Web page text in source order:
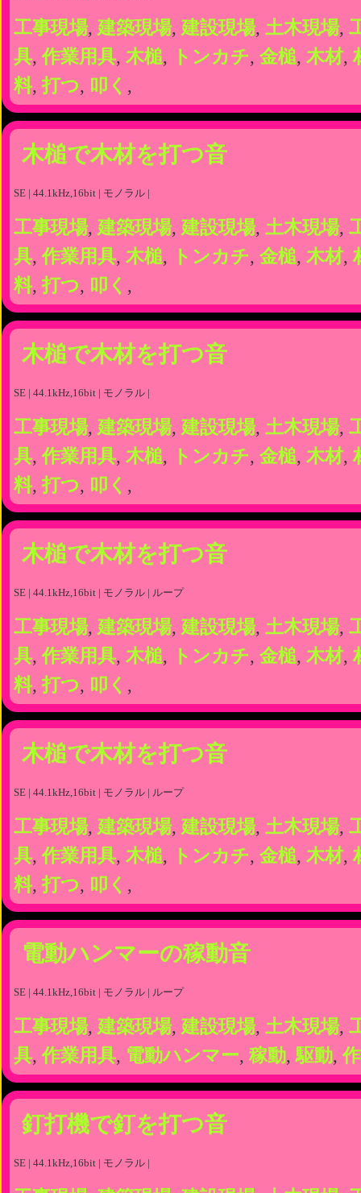
工事現場, 建築現場, 建設現場, 土木現場,
具, 作業用具, 木槌, トンカチ, 金槌, 木材,
料, 打つ, 叩く ,
木槌で木材を打つ音
SE | 44.1kHz,16bit | モノラル |
工事現場, 建築現場, 建設現場, 土木現場,
具, 作業用具, 木槌, トンカチ, 金槌, 木材,
料, 打つ, 叩く ,
木槌で木材を打つ音
SE | 44.1kHz,16bit | モノラル |
工事現場, 建築現場, 建設現場, 土木現場,
具, 作業用具, 木槌, トンカチ, 金槌, 木材,
料, 打つ, 叩く ,
木槌で木材を打つ音
SE | 44.1kHz,16bit | モノラル | ループ
工事現場, 建築現場, 建設現場, 土木現場,
具, 作業用具, 木槌, トンカチ, 金槌, 木材,
料, 打つ, 叩く ,
木槌で木材を打つ音
SE | 44.1kHz,16bit | モノラル | ループ
工事現場, 建築現場, 建設現場, 土木現場,
具, 作業用具, 木槌, トンカチ, 金槌, 木材,
料, 打つ, 叩く ,
電動ハンマーの稼動音
SE | 44.1kHz,16bit | モノラル | ループ
工事現場, 建築現場, 建設現場, 土木現場,
具, 作業用具, 電動ハンマー, 稼動,駆動,
釘打機で釘を打つ音
SE | 44.1kHz,16bit | モノラル |